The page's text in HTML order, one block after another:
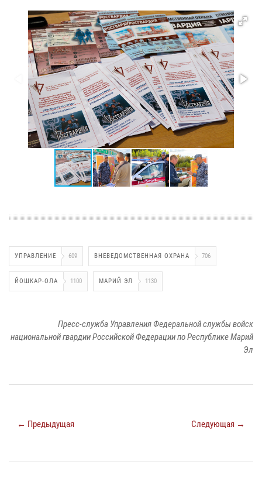
УПРАВЛЕНИЕ 609 ВНЕВЕДОМСТВЕННАЯ ОХРАНА 706
ЙОШКАР-ОЛА 1100 МАРИЙ ЭЛ 1130
Пресс-служба Управления Федеральной службы войск
национальной гвардии Российской Федерации по Республике Марий
Эл
← Предыдущая Следующая →